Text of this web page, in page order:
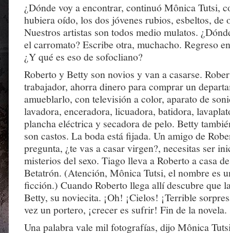
¿Dónde voy a encontrar, continuó Mônica Tutsi,
hubiera oído, los dos jóvenes rubios, esbeltos, de
Nuestros artistas son todos medio mulatos.
el carromato? Escribe otra, muchacho. Regreso
¿Y qué es eso de sofocliano?
Roberto y Betty son novios y van a casarse.
trabajador, ahorra dinero para comprar un
amueblarlo, con televisión a color, aparato de
lavadora, enceradora, licuadora, batidora,
plancha eléctrica y secadora de pelo. Betty
son castos. La boda está fijada. Un amigo de
pregunta, ¿te vas a casar virgen?, necesitas ser
misterios del sexo. Tiago lleva a Roberto a casa
Betatrón. (Atención, Mônica Tutsi, el nombre es
ficción.) Cuando Roberto llega allí descubre que
Betty, su noviecita. ¡Oh! ¡Cielos! ¡Terrible
vez un portero, ¡crecer es sufrir! Fin de la novela.
Una palabra vale mil fotografías, dijo Mônica